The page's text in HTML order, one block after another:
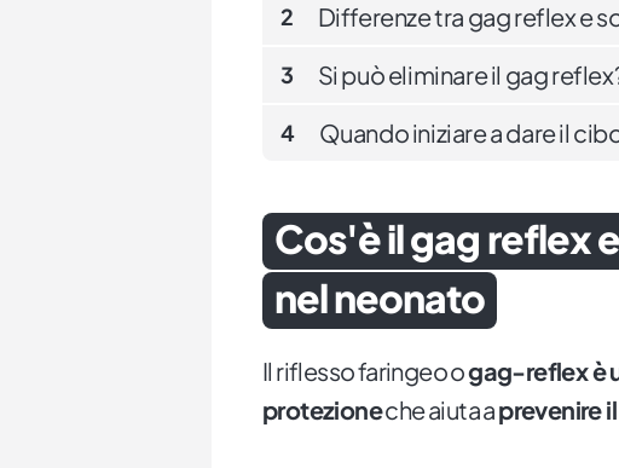
2 Differenze tra gag reflex e
3 Si può eliminare il gag
4 Quando iniziare a dare il
Cos'è il gag reflex
nel neonato
Il riflesso faringeo ogag-reflex è
protezioneche aiuta aprevenire